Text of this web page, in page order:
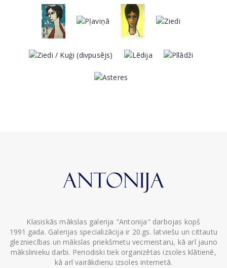
Klasiskās mākslas galerija "Antonija" darbojas kopš
1991.gada. Galerijas specializācija ir 20.gs. latviešu un cittautu
glezniecības un mākslas priekšmetu vecmeistaru, kā arī jauno
mākslinieku darbi. Periodiski tiek organizētas izsoles klātienē,
kā arī vairākdienu izsoles internetā.